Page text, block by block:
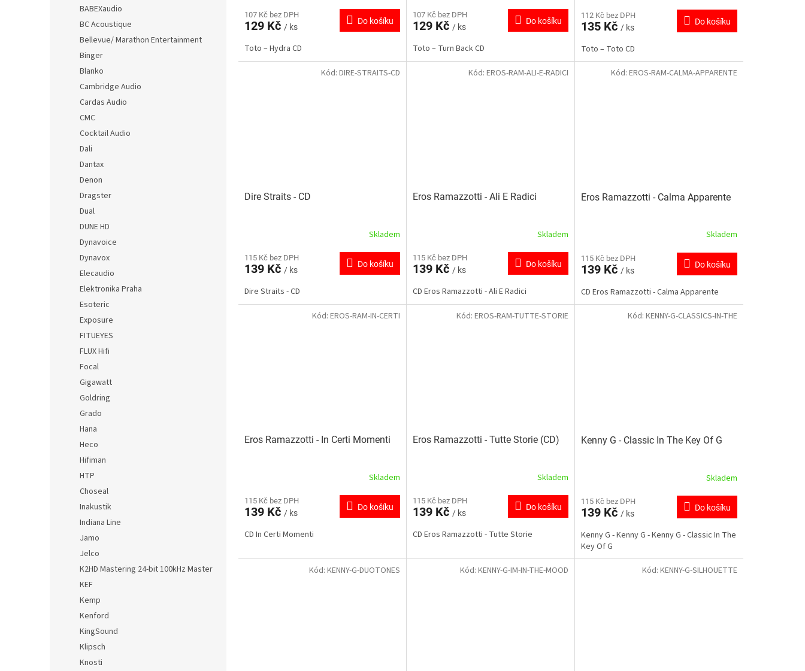
BABEXaudio
BC Acoustique
Bellevue/ Marathon Entertainment
Binger
Blanko
Cambridge Audio
Cardas Audio
CMC
Cocktail Audio
Dali
Dantax
Denon
Dragster
Dual
DUNE HD
Dynavoice
Dynavox
Elecaudio
Elektronika Praha
Esoteric
Exposure
FITUEYES
FLUX Hifi
Focal
Gigawatt
Goldring
Grado
Hana
Heco
Hifiman
HTP
Choseal
Inakustik
Indiana Line
Jamo
Jelco
K2HD Mastering 24-bit 100kHz Master
KEF
Kemp
Kenford
KingSound
Klipsch
Knosti
107 Kč bez DPH
129 Kč / ks
Do košíku
Toto ‎– Hydra CD
107 Kč bez DPH
129 Kč / ks
Do košíku
Toto ‎– Turn Back CD
112 Kč bez DPH
135 Kč / ks
Do košíku
Toto ‎– Toto CD
Dire Straits - CD
Skladem
115 Kč bez DPH
139 Kč / ks
Do košíku
Dire Straits - CD
Kód: DIRE-STRAITS-CD
Eros Ramazzotti - Ali E Radici
Skladem
115 Kč bez DPH
139 Kč / ks
Do košíku
CD Eros Ramazzotti - Ali E Radici
Kód: EROS-RAM-ALI-E-RADICI
Eros Ramazzotti - Calma Apparente
Skladem
115 Kč bez DPH
139 Kč / ks
Do košíku
CD Eros Ramazzotti - Calma Apparente
Kód: EROS-RAM-CALMA-APPARENTE
Eros Ramazzotti - In Certi Momenti
Skladem
115 Kč bez DPH
139 Kč / ks
Do košíku
CD In Certi Momenti
Kód: EROS-RAM-IN-CERTI
Eros Ramazzotti - Tutte Storie (CD)
Skladem
115 Kč bez DPH
139 Kč / ks
Do košíku
CD Eros Ramazzotti - Tutte Storie
Kód: EROS-RAM-TUTTE-STORIE
Kenny G - Classic In The Key Of G
Skladem
115 Kč bez DPH
139 Kč / ks
Do košíku
Kenny G - Kenny G - Kenny G - Classic In The
Key Of G
Kód: KENNY-G-CLASSICS-IN-THE
Kód: KENNY-G-DUOTONES Kód: KENNY-G-IM-IN-THE-MOOD Kód: KENNY-G-SILHOUETTE